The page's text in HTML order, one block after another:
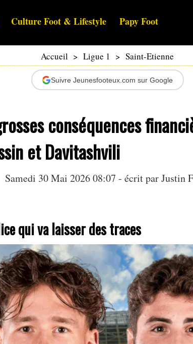
Culture Foot & Lifestyle Papy Foot
Accueil > Ligue 1 > Saint-Etienne
Suivre Jeunesfooteux.com sur Google
conséquences
et Davitashvili
Samedi 30 Mai 2026 08:07 - écrit parJustin
qui va laisser des traces